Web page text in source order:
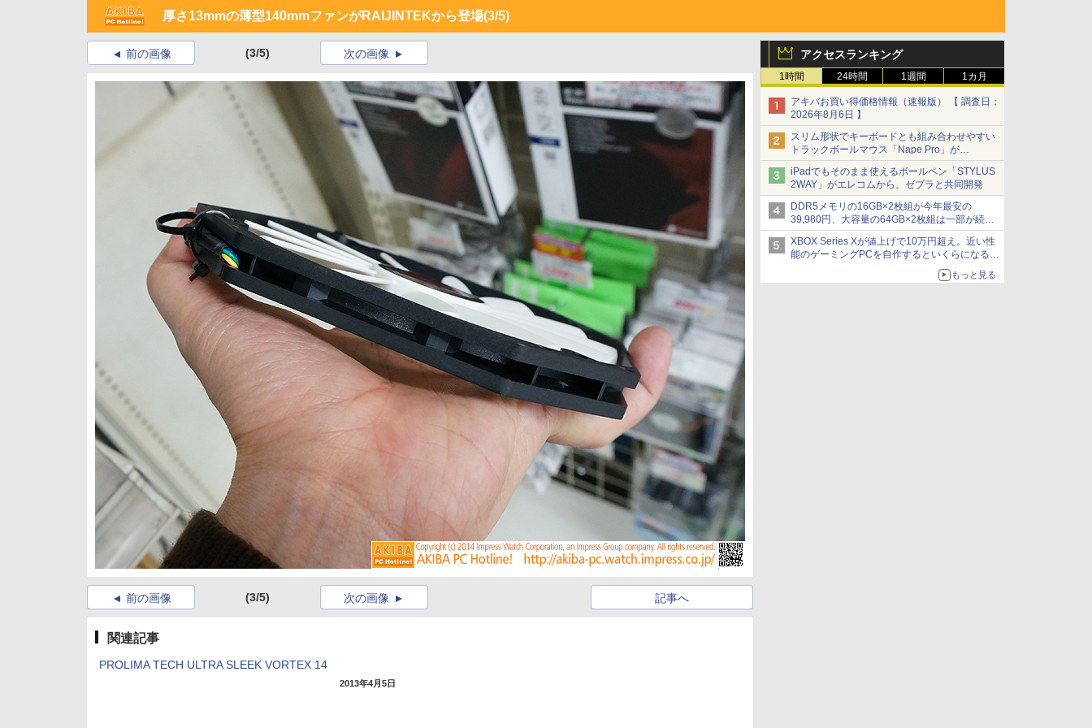
厚さ13mmの薄型140mmファンがRAIJINTEKから登場(3/5)
アクセスランキング
1時間 24時間 1週間 1カ月
アキバお買い得価格情報（速報版） 【 調査日：
2026年8月6日 】
スリム形状でキーボードとも組み合わせやすい
トラックボールマウス「Nape Pro」が
Keychronから
iPadでもそのまま使えるボールペン「STYLUS
2WAY」がエレコムから、ゼブラと共同開発
DDR5メモリの16GB×2枚組が今年最安の
39,980円、大容量の64GB×2枚組は一部が続騰
[8月前半のメモリ価格]
XBOX Series Xが値上げで10万円超え。近い性
能のゲーミングPCを自作するといくらになる？
【石田賀津男の『酒の肴にPCゲーム』】
もっと見る
前の画像 (3/5) 次の画像
前の画像 (3/5) 記事へ
次の画像
関連記事
PROLIMA TECH ULTRA SLEEK VORTEX 14
2013年4月5日